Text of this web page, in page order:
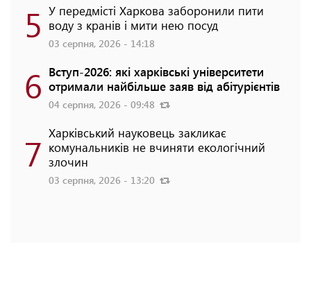
5 У передмісті Харкова заборонили пити
воду з кранів і мити нею посуд
03 серпня, 2026 - 14:18
6 Вступ-2026: які харківські університети
отримали найбільше заяв від абітурієнтів
04 серпня, 2026 - 09:48
7 Харківський науковець закликає
комунальників не вчиняти екологічний
злочин
03 серпня, 2026 - 13:20